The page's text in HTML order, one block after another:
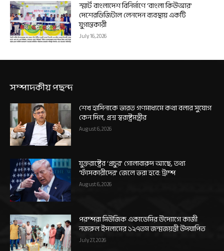
স্মার্ট বাংলাদেশ বিনির্মাণে ‘বাংলা কিউআর’
দেশেরডিজিটাল লেনদেন ব্যবস্থায় একটি
যুগান্তকারী
July 16, 2026
সম্পাদকীয় পছন্দ
শেখ হাসিনাকে ভারত গণমাধ্যমে কথা বলার সুযোগ
কেন দিল, প্রশ্ন স্বরাষ্ট্রমন্ত্রীর
August 6, 2026
যুক্তরাষ্ট্রের ‘প্রচুর’ গোলাবারুদ আছে, তথ্য
‘ফাঁসকারীদের’ জেলে ভরা হবে: ট্রাম্প
August 6, 2026
পরম্পরা মিউজিক একাডেমির উদ্যোগে কাজী
নজরুল ইসলামের ১২৭তম জন্মজয়ন্তী উদযাপিত
July 27, 2026